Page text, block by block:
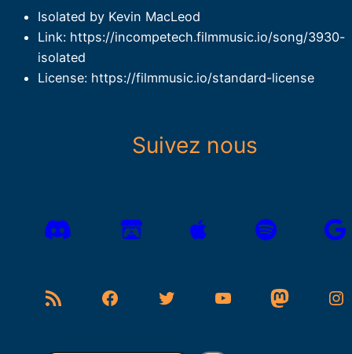
Isolated by Kevin MacLeod
Link: https://incompetech.filmmusic.io/song/3930-
isolated
License: https://filmmusic.io/standard-license
Suivez nous
Flux RSS Facebook Twitter YouTube Mastodon Instagram